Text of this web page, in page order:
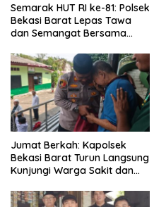
Semarak HUT RI ke-81: Polsek
Bekasi Barat Lepas Tawa
dan Semangat Bersama
Jumat Berkah: Kapolsek
Bekasi Barat Turun Langsung
Kunjungi Warga Sakit dan